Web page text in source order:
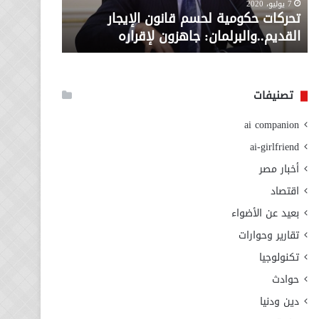
لإقراره
7 يوليو، 2020
تحركات حكومية لحسم قانون الإيجار
القديم..والبرلمان: جاهزون لإقراره
من
وزارة
الاجتماعي
تصنيفات
ai companion
ai-girlfriend
أخبار مصر
اقتصاد
بعيد عن الأضواء
تقارير وحوارات
تكنولوجيا
حوادث
دين ودنيا